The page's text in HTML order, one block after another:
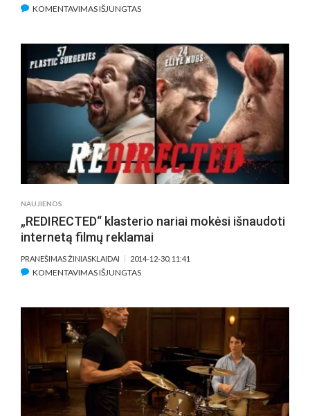
KOMENTAVIMAS IŠJUNGTASĮRAŠE
KINO
ALJANSO
APDOVANOJIMAI
UŽ
LIETUVIŲ
KINO
SKLAIDĄ
NAUJIENOS
„REDIRECTED“ klasterio nariai mokėsi išnaudoti
internetą filmų reklamai
PRANEŠIMAS ŽINIASKLAIDAI 2014-12-30, 11:41
KOMENTAVIMAS IŠJUNGTASĮRAŠE
INTERNETĄ
FILMŲ
REKLAMAI